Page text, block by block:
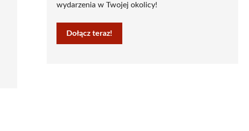
wydarzenia w Twojej okolicy!
Dołącz teraz!